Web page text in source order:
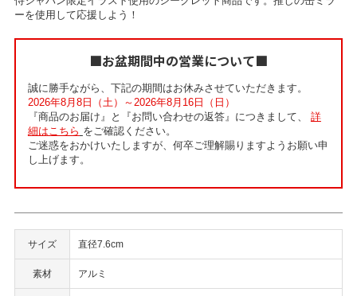
ーを使用して応援しよう！
■お盆期間中の営業について■
誠に勝手ながら、下記の期間はお休みさせていただきます。
2026年8月8日（土）～2026年8月16日（日）
『商品のお届け』と『お問い合わせの返答』につきまして、 詳
細はこちら をご確認ください。
ご迷惑をおかけいたしますが、何卒ご理解賜りますようお願い申
し上げます。
サイズ 直径7.6cm
素材 アルミ